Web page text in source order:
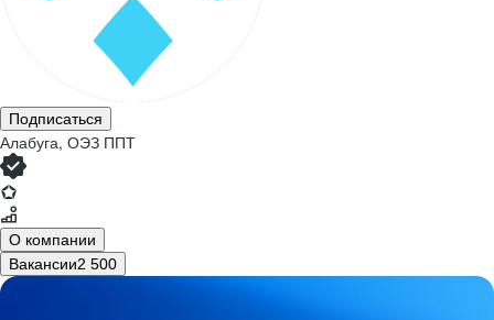
Подписаться
Алабуга, ОЭЗ ППТ
О компании
Вакансии2 500